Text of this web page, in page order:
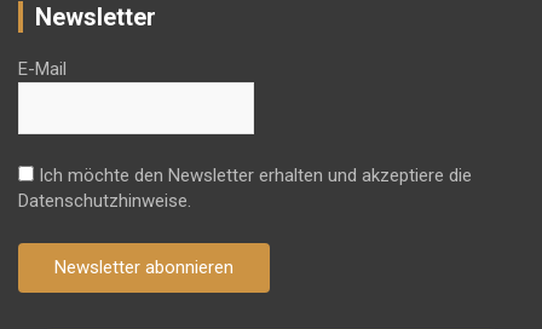
Newsletter
E-Mail
Ich möchte den Newsletter erhalten und akzeptiere die
Datenschutzhinweise.
Newsletter abonnieren